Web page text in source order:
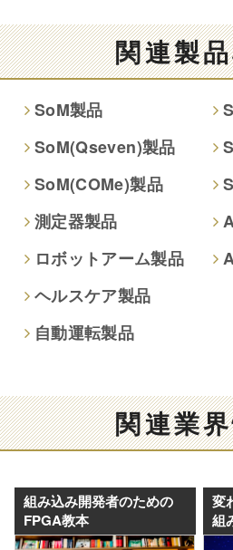
情報提供は任意ですが、情報を提供
項目によってはお問い合わせ等に
ご回答できない場合がございます。
なし
関連製
SoM製品
SoM(Qseven)製品
SoM(COMe)製品
測定器製品
ロボットアーム製品
ヘルスケア製品
自動運転製品
関連業
組み込み開発者のための
FPGA教本
変
組